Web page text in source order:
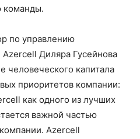
команды.
по управлению
Диляра Гусейнова
человеческого капитала
приоритетов компании:
как одного из лучших
важной частью
Azercell